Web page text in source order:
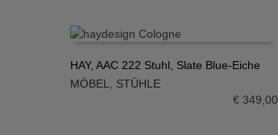
IN DEN WARENKORB
HAY, AAC 222 Stuhl, Slate Blue-Eiche
MÖBEL, STÜHLE
€349,00